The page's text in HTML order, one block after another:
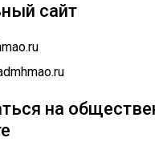
сайт
на